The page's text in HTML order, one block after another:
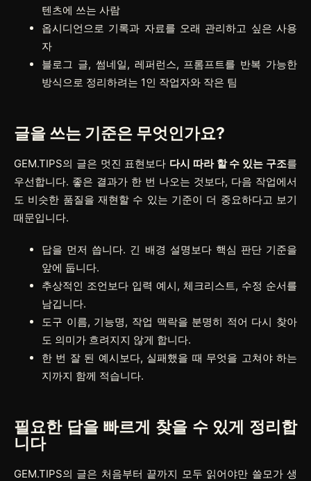
텐츠에 쓰는 사람
옵시디언으로 기록과 자료를 오래 관리하고 싶은 사용
자
블로그 글, 썸네일, 레퍼런스, 프롬프트를 반복 가능한
방식으로 정리하려는 1인 작업자와 작은 팀
글을 쓰는 기준은 무엇인가요?
GEM.TIPS의 글은 멋진 표현보다 다시 따라 할 수 있는 구조를
우선합니다. 좋은 결과가 한 번 나오는 것보다, 다음 작업에서
도 비슷한 품질을 재현할 수 있는 기준이 더 중요하다고 보기
때문입니다.
답을 먼저 씁니다. 긴 배경 설명보다 핵심 판단 기준을
앞에 둡니다.
추상적인 조언보다 입력 예시, 체크리스트, 수정 순서를
남깁니다.
도구 이름, 기능명, 작업 맥락을 분명히 적어 다시 찾아
도 의미가 흐려지지 않게 합니다.
한 번 잘 된 예시보다, 실패했을 때 무엇을 고쳐야 하는
지까지 함께 적습니다.
필요한 답을 빠르게 찾을 수 있게 정리합
니다
GEM.TIPS의 글은 처음부터 끝까지 모두 읽어야만 쓸모가 생